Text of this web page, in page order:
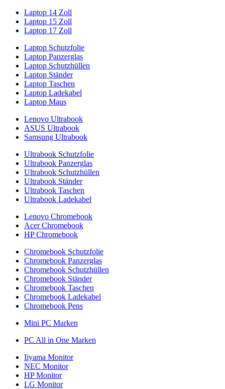
Laptop 14 Zoll
Laptop 15 Zoll
Laptop 17 Zoll
Laptop Schutzfolie
Laptop Panzerglas
Laptop Schutzhüllen
Laptop Ständer
Laptop Taschen
Laptop Ladekabel
Laptop Maus
Lenovo Ultrabook
ASUS Ultrabook
Samsung Ultrabook
Ultrabook Schutzfolie
Ultrabook Panzerglas
Ultrabook Schutzhüllen
Ultrabook Ständer
Ultrabook Taschen
Ultrabook Ladekabel
Lenovo Chromebook
Acer Chromebook
HP Chromebook
Chromebook Schutzfolie
Chromebook Panzerglas
Chromebook Schutzhüllen
Chromebook Ständer
Chromebook Taschen
Chromebook Ladekabel
Chromebook Pens
Mini PC Marken
PC All in One Marken
Iiyama Monitor
NEC Monitor
HP Monitor
LG Monitor